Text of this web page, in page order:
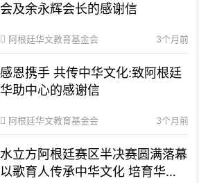
会及余永辉会长的感谢信
阿根廷华文教育基金会 3个月前
感恩携手 共传中华文化:致阿根廷
华助中心的感谢信
阿根廷华文教育基金会 3个月前
水立方阿根廷赛区半决赛圆满落幕
以歌育人传承中华文化 培育华裔